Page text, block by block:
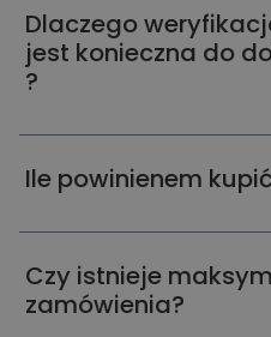
Dlaczego
jest konieczna do
?
Ile powinienem
Czy istnieje
zamówienia?